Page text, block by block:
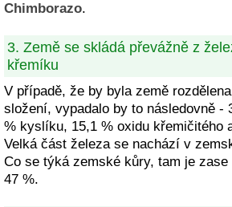
Chimborazo.
3. Země se skládá převážně z
křemíku
V případě, že by byla země
složení, vypadalo by to následovně -
% kyslíku, 15,1 % oxidu křemičitého
Velká část železa se nachází v
Co se týká zemské kůry, tam je
47 %.